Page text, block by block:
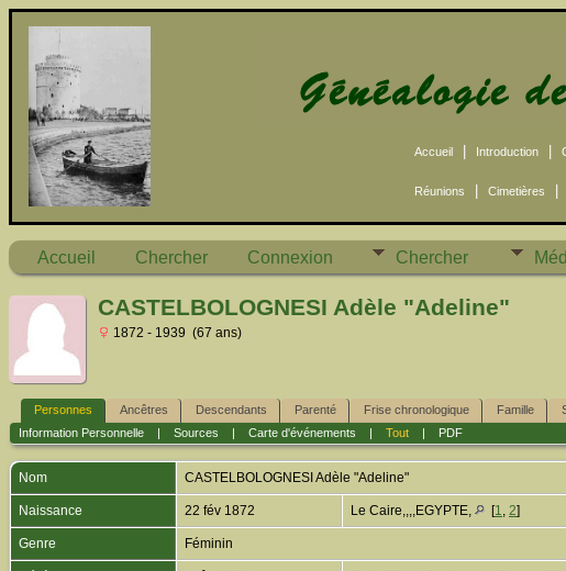
Accueil Introduction
Réunions Cimetières
Accueil Chercher Connexion Chercher
CASTELBOLOGNESI Adèle "Adeline"
1872 - 1939 (67 ans)
Personnes Ancêtres Descendants Parenté Frise chronologique Famille
Information Personnelle| Sources Carte d'événements Tout| PDF
Nom CASTELBOLOGNESI Adèle "Adeline"
Naissance 22 fév 1872 Le Caire,,,,EGYPTE, [1, 2]
Genre Féminin